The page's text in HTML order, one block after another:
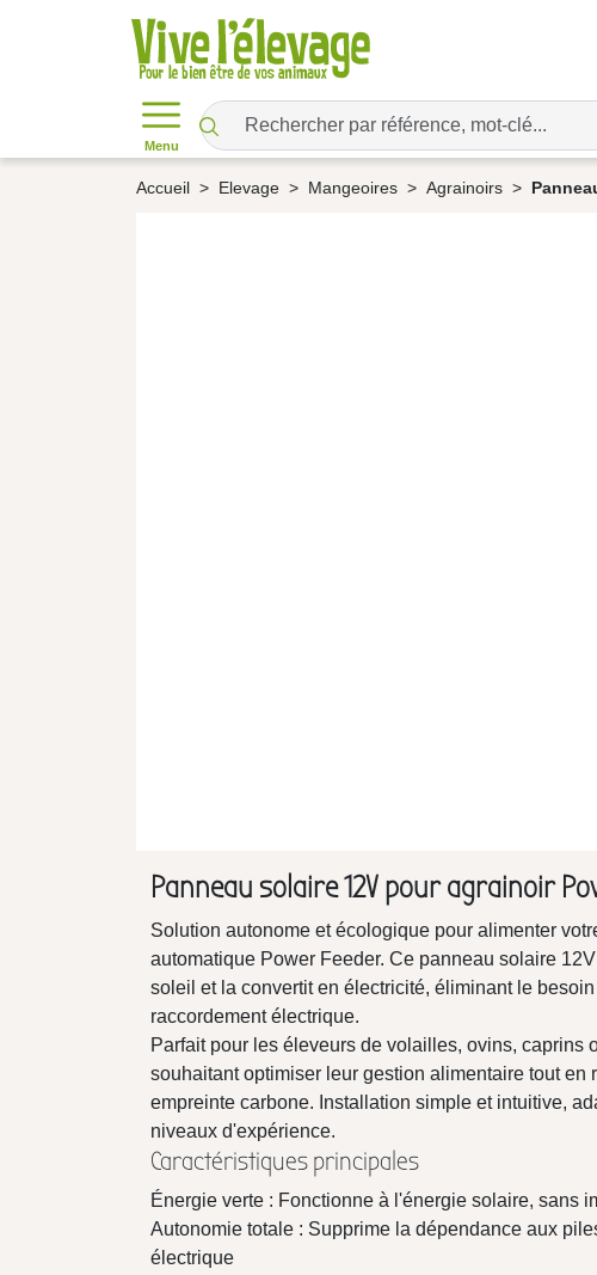
Menu
Accueil Elevage Mangeoires Agrainoirs
Panneau solaire 12V pour agrainoir
Solution autonome et écologique pour alimenter
automatique Power Feeder. Ce panneau solaire
soleil et la convertit en électricité, éliminant le
raccordement électrique.
Parfait pour les éleveurs de volailles, ovins, caprins
souhaitant optimiser leur gestion alimentaire tout en
empreinte carbone. Installation simple et intuitive,
niveaux d'expérience.
Caractéristiques principales
Énergie verte : Fonctionne à l'énergie solaire, sans
Autonomie totale : Supprime la dépendance aux
électrique